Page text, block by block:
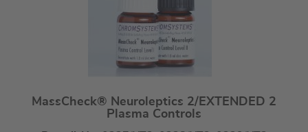
MassCheck® Neuroleptics 2/EXTENDED 2
Plasma Controls